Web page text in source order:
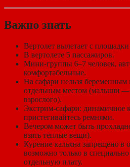
Важно знать
Вертолет вылетает с
В вертолете 5 пассажиров.
Мини-группы 6–7 человек,
комфортабельные.
На сафари нельзя беременным
отдельным местом (малыши —
взрослого).
Экстрим-сафари: динамичное
пристегивайтесь ремнями.
Вечером может быть
взять теплые вещи).
Курение кальяна запрещено в
возможно только в
отдельную плату.